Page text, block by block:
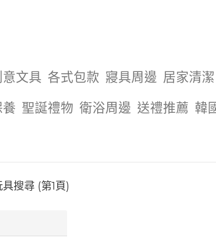
意文具 各式包款 寢具周邊 居家清潔
養 聖誕禮物 衛浴周邊 送禮推薦 韓
搜尋 (第1頁)